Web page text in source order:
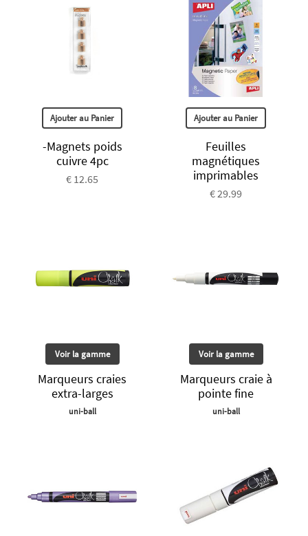
Ajouter au Panier
-Magnets poids
cuivre 4pc
€ 12.65
Ajouter au Panier
Feuilles
magnétiques
imprimables
€ 29.99
Voir la gamme
Marqueurs craies
extra-larges
uni-ball
Voir la gamme
Marqueurs craie à
pointe fine
uni-ball